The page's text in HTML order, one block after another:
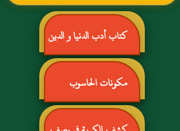
كتاب أدب الدنيا و الدين
للماوردي
مكونات الحاسوب